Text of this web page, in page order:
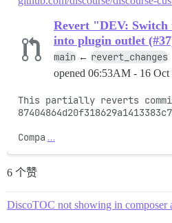
Revert "DEV: Switch
into plugin outlet
main ← revert_changes
opened 06:53AM - 16 Oct
This partially reverts
Compa …
6 个赞
DiscoTOC not showing in composer